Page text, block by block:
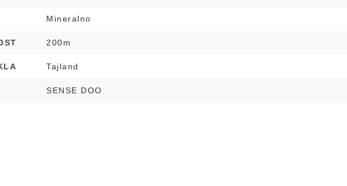
Mineralno
200m
Tajland
SENSE DOO